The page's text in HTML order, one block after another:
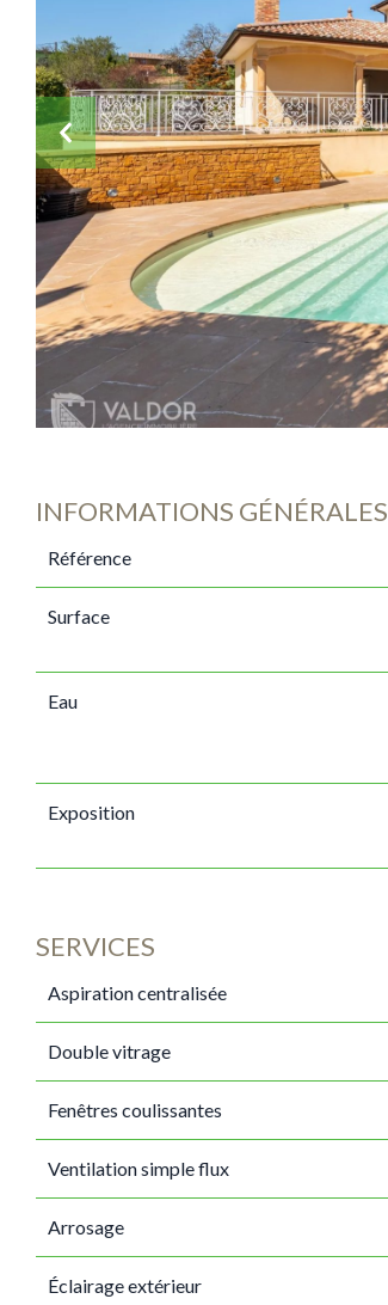
INFORMATIONS GÉNÉRALES
Référence
Surface
Eau
Exposition
SERVICES
Aspiration centralisée
Double vitrage
Fenêtres coulissantes
Ventilation simple flux
Arrosage
Éclairage extérieur